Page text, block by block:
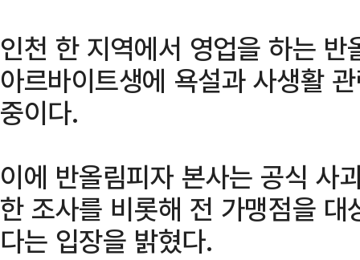
인천 한 지역에서 영업을 하는
아르바이트생에 욕설과 사생활
중이다.
이에 반올림피자 본사는 공식 사
한 조사를 비롯해 전 가맹점을
다는 입장을 밝혔다.